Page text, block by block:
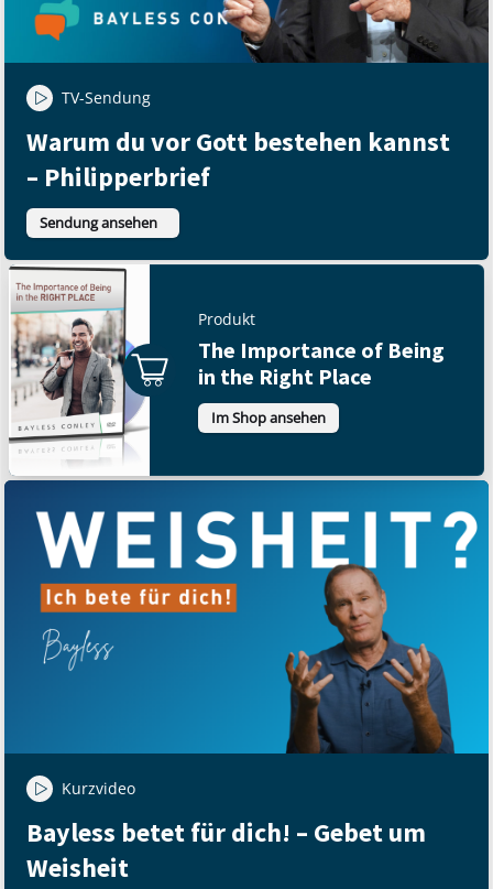
TV-Sendung
Warum du vor Gott bestehen kannst
– Philipperbrief
Sendung ansehen
Produkt
The Importance of Being
in the Right Place
Im Shop ansehen
Kurzvideo
Bayless betet für dich! – Gebet um
Weisheit